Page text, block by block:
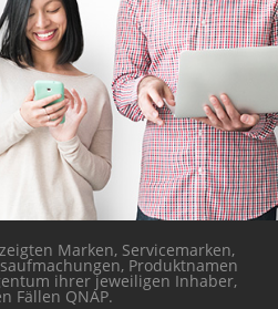
Marken, Servicemarken,
Produktnamen
ihrer jeweiligen Inhaber,
Fällen QNAP.